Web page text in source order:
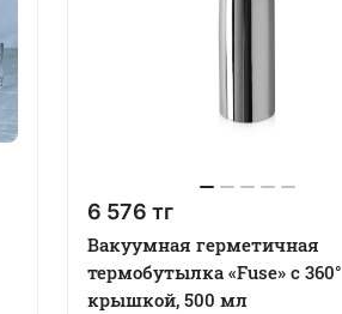
6 576 тг
Вакуумная герметичная
термобутылка «Fuse» с 360°
крышкой, 500 мл